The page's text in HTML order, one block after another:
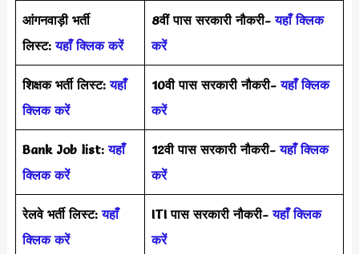
आंगनवाड़ी भर्ती
लिस्ट: यहाँ क्लिक करें
8वीं पास सरकारी नौकरी- यहाँ क्लिक
करें
शिक्षक भर्ती लिस्ट: यहाँ
क्लिक करें
10वी पास सरकारी नौकरी- यहाँ क्लिक
करें
Bank Job list: यहाँ
क्लिक करें
12वी पास सरकारी नौकरी- यहाँ क्लिक
करें
रेलवे भर्ती लिस्ट: यहाँ
क्लिक करें
ITI पास सरकारी नौकरी- यहाँ क्लिक
करें